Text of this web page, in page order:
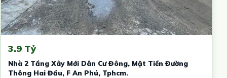
3.9 Tỷ
Nhà 2 Tầng Xây Mới Dân Cư Đông, Mặt Tiền Đường
Thông Hai Đầu, F An Phú, Tphcm.